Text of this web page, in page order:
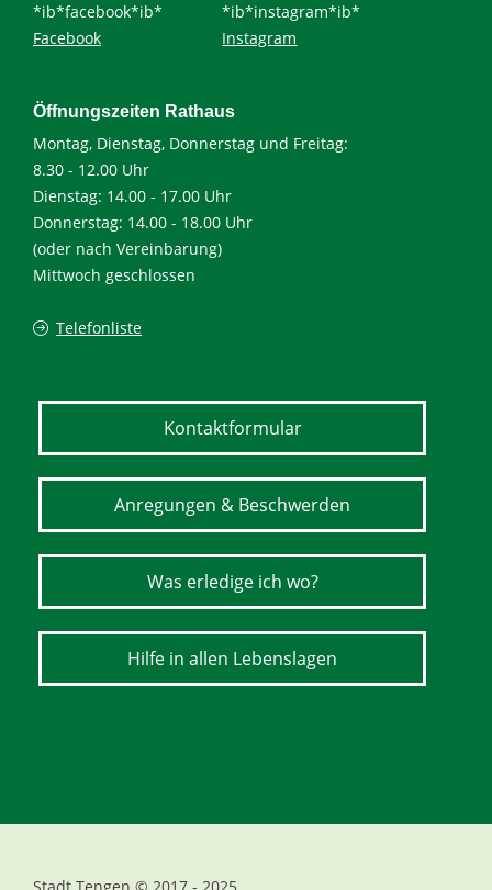
*ib*facebook*ib*
Facebook
*ib*instagram*ib*
Instagram
Öffnungszeiten Rathaus
Montag, Dienstag, Donnerstag und Freitag:
8.30 - 12.00 Uhr
Dienstag: 14.00 - 17.00 Uhr
Donnerstag: 14.00 - 18.00 Uhr
(oder nach Vereinbarung)
Mittwoch geschlossen
Telefonliste
Kontaktformular
Anregungen & Beschwerden
Was erledige ich wo?
Hilfe in allen Lebenslagen